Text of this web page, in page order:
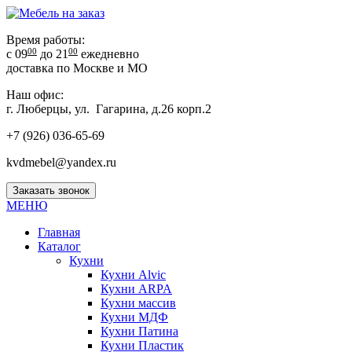
Время работы:
с 0900 до 21 00 ежедневно
доставка по Москве и МО
Наш офис:
г. Люберцы, ул. Гагарина, д.26 корп.2
+7 (926) 036-65-69
kvdmebel@yandex.ru
Заказать звонок
МЕНЮ
Главная
Каталог
Кухни
Кухни Alvic
Кухни ARPA
Кухни массив
Кухни МДФ
Кухни Патина
Кухни Пластик